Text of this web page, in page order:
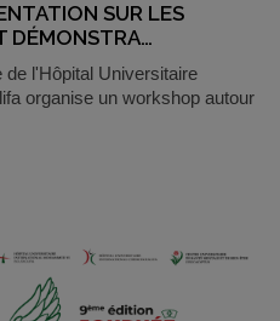
SUR LES
DÉMONSTRA…
l'Hôpital Universitaire
organise un workshop autour